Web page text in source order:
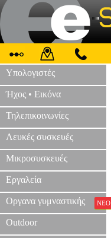
Υπολογιστές
Ήχος • Εικόνα
Τηλεπικοινωνίες
Λευκές συσκευές
Μικροσυσκευές
Εργαλεία
Οργανα γυμναστικής ΝΕΟ
Outdoor